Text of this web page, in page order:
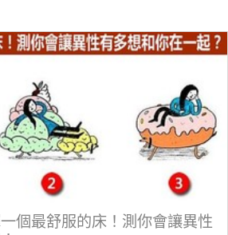
一個最舒服的床！測你會讓異性